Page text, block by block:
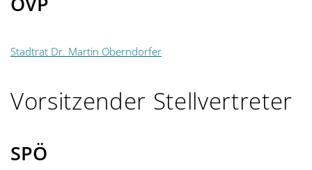
i
Stadtrat Dr. Martin Oberndorfer
Vorsitzender Stellvertreter
SPÖ